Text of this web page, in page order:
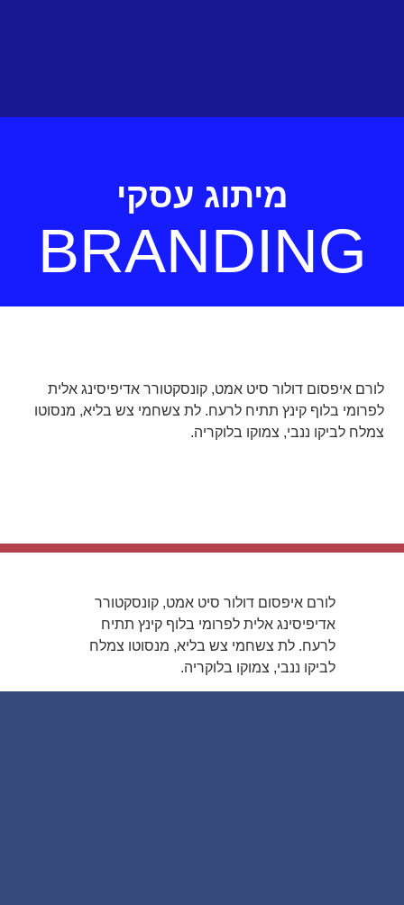
מיתוג עסקי
BRANDING
לורם איפסום דולור סיט אמט, קונסקטורר אדיפיסינג אלית
לפרומי בלוף קינץ תתיח לרעח. לת צשחמי צש בליא, מנסוטו
צמלח לביקו ננבי, צמוקו בלוקריה.
לורם איפסום דולור סיט אמט, קונסקטורר
אדיפיסינג אלית לפרומי בלוף קינץ תתיח
לרעח. לת צשחמי צש בליא, מנסוטו צמלח
לביקו ננבי, צמוקו בלוקריה.